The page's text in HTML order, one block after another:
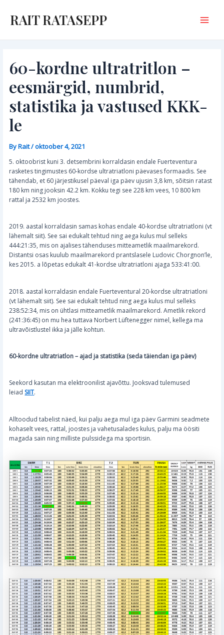
contentRAIT RATASEPP
Main
60-kordne ultratritlon –
eesmärgid, numbrid,
statistika ja vastused KKK-
le
ByRait/oktoober 4, 2021
5. oktoobrist kuni 3. detsembrini korraldasin endale Fuerteventura
rasketes tingimustes 60-kordse ultratriatloni päevases formaadis. See
tähendab, et 60 järjestikusel päeval iga päev ujusin 3,8 km, sõitsin ratast
180 km ning jooksin 42.2 km. Kokku tegi see 228 km vees, 10 800 km
rattal ja 2532 km joostes.
2019. aastal korraldasin samas kohas endale 40-kordse ultratriatloni (vt
lähemalt siit). See sai edukalt tehtud ning aega kulus mul selleks
444:21:35, mis on ajalises tähenduses mitteametlik maailmarekord.
Distantsi osas kuulub maailmarekord prantslasele Ludovic Chorgnon’le,
kes 2015. a lõpetas edukalt 41-kordse ultratriatloni ajaga 533:41:00.
2018. aastal korraldasin endale Fuerteventural 20-kordse ultratriatloni
(vt lähemalt siit). See sai edukalt tehtud ning aega kulus mul selleks
238:52:34, mis on ühtlasi mitteametlik maailmarekord. Ametlik rekord
(241:36:45) on mu hea tuttava Norbert Lüftenegger nimel, kellega ma
ultravõistlustel ikka ja jälle kohtun.
60-kordne ultratriatlon – ajad ja statistika (seda täiendan iga päev)
Seekord kasutan ma elektroonilist ajavõttu. Jooksvad tulemused
leiad SIIT.
Alltoodud tabelist näed, kui palju aega mul iga päev Garmini seadmete
kohaselt vees, rattal, joostes ja vahetusalades kulus, palju ma öösiti
magada sain ning milliste pulssidega ma sportisin.